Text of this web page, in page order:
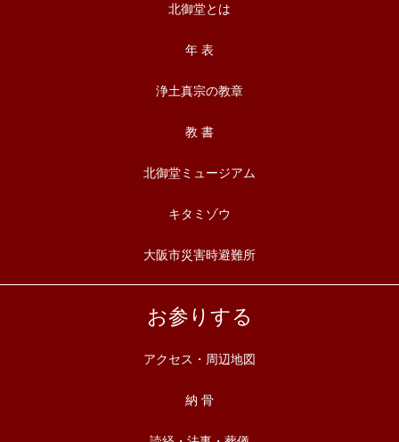
北御堂とは
年 表
浄土真宗の教章
教 書
北御堂ミュージアム
キタミゾウ
大阪市災害時避難所
お参りする
アクセス・周辺地図
納 骨